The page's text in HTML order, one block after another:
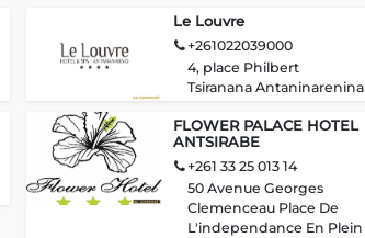
Le Louvre
+261022039000
4, place Philbert
Tsiranana Antaninarenina
FLOWER PALACE HOTEL
ANTSIRABE
+261 33 25 013 14
50 Avenue Georges
Clemenceau Place De
L'independance En Plein